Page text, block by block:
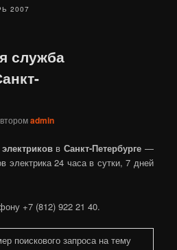
2007
служба
admin
вСанкт-Петербурге —
электрика 24 часа в сутки, 7 дней
+7 (812) 922 21 40.